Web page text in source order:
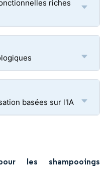
riches
basées sur l'IA
les shampooings